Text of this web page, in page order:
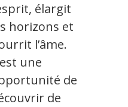
élargit
horizons et
l’âme.
une
de
de